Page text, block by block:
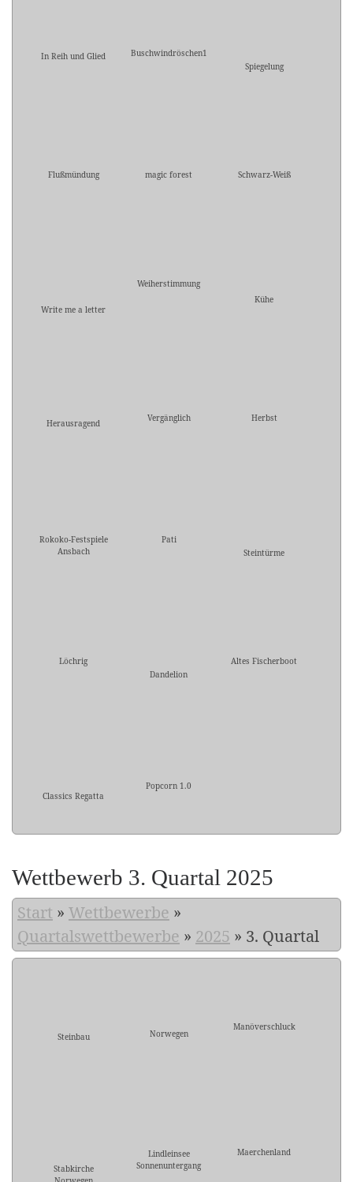
In Reih und Glied
Buschwindröschen1
Spiegelung
Flußmündung magic forest Schwarz-Weiß
Write me a letter
Weiherstimmung
Kühe
Herausragend Vergänglich Herbst
Rokoko-Festspiele
Ansbach
Pati
Steintürme
Löchrig
Dandelion
Altes Fischerboot
Classics Regatta
Popcorn 1.0
Wettbewerb 3. Quartal 2025
Start » Wettbewerbe »
Quartalswettbewerbe » 2025 » 3. Quartal
Steinbau Norwegen
Manöverschluck
Stabkirche
Lindleinsee
Sonnenuntergang
Maerchenland